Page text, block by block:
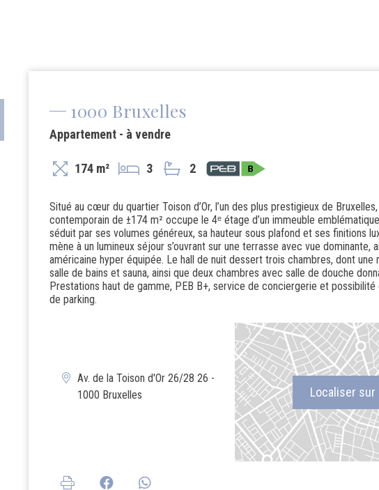
1000 Bruxelles
Appartement - à vendre
174 m² 3 2
Situé au cœur du quartier Toison d’Or, l’un des plus prestigieux de
contemporain de ±174 m² occupe le 4ᵉ étage d’un immeuble
séduit par ses volumes généreux, sa hauteur sous plafond et ses finitions
mène à un lumineux séjour s’ouvrant sur une terrasse avec vue dominante,
américaine hyper équipée. Le hall de nuit dessert trois chambres, dont une
salle de bains et sauna, ainsi que deux chambres avec salle de douche
Prestations haut de gamme, PEB B+, service de conciergerie et possibilité
de parking.
Av. de la Toison d'Or 26/28 26 -
1000 Bruxelles
Localiser sur